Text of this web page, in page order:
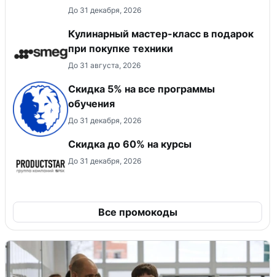
До 31 декабря, 2026
Кулинарный мастер-класс в подарок
при покупке техники
До 31 августа, 2026
Скидка 5% на все программы
обучения
До 31 декабря, 2026
Скидка до 60% на курсы
До 31 декабря, 2026
Все промокоды